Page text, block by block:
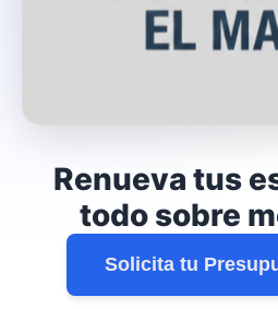
Renueva tus
todo sobre
Solicita tu